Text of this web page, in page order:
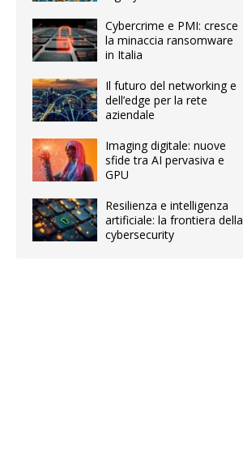
Cybercrime e PMI: cresce
la minaccia ransomware
in Italia
Il futuro del networking e
dell’edge per la rete
aziendale
Imaging digitale: nuove
sfide tra AI pervasiva e
GPU
Resilienza e intelligenza
artificiale: la frontiera della
cybersecurity